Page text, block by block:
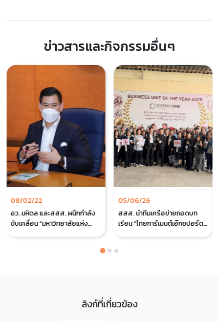
ข่าวสารและกิจกรรมอื่นๆ
08/02/22
อว. มหิดล และสสส. ผนึกกำลัง
ขับเคลื่อน “มหาวิทยาลัยแห่ง
05/06/26
สสส. นำทีมเครือข่ายถอดบท
เรียน “ไทยการ์เมนต์เอ๊กซปอร์ต”
ลิงก์ที่เกี่ยวข้อง